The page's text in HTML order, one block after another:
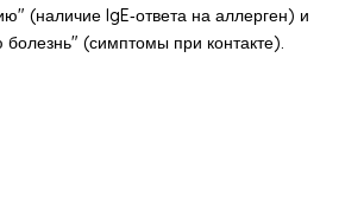
(наличие IgE‑ответа на аллерген) и
болезнь" (симптомы при контакте).